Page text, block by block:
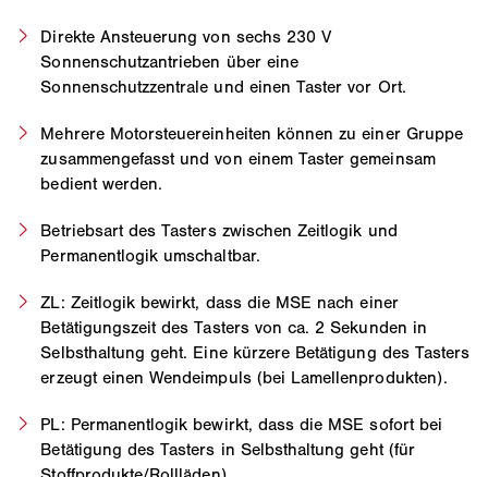
Direkte Ansteuerung von sechs 230 V
Sonnenschutzantrieben über eine
Sonnenschutzzentrale und einen Taster vor Ort.
Mehrere Motorsteuereinheiten können zu einer Gruppe
zusammengefasst und von einem Taster gemeinsam
bedient werden.
Betriebsart des Tasters zwischen Zeitlogik und
Permanentlogik umschaltbar.
ZL: Zeitlogik bewirkt, dass die MSE nach einer
Betätigungszeit des Tasters von ca. 2 Sekunden in
Selbsthaltung geht. Eine kürzere Betätigung des Tasters
erzeugt einen Wendeimpuls (bei Lamellenprodukten).
PL: Permanentlogik bewirkt, dass die MSE sofort bei
Betätigung des Tasters in Selbsthaltung geht (für